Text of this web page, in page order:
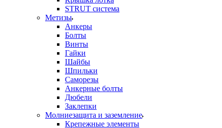
STRUT система
Метизы
Анкеры
Болты
Винты
Гайки
Шайбы
Шпильки
Саморезы
Анкерные болты
Дюбели
Заклепки
Молниезащита и заземление
Крепежные элементы